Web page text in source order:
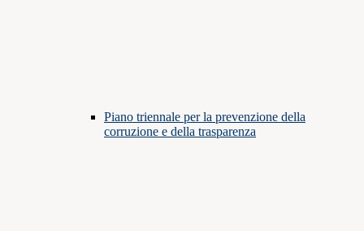
Piano triennale per la prevenzione della
corruzione e della trasparenza